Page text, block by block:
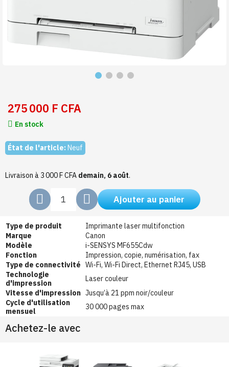
275 000 F CFA
En stock
État de l'article: Neuf
Livraison à 3 000 F CFA demain, 6 août.
Ajouter au panier
Type de produit
Imprimante laser multifonction
Marque
Canon
Modèle
i-SENSYS MF655Cdw
Fonction
Impression, copie, numérisation, fax
Type de connectivité Wi-Fi, Wi-Fi Direct, Ethernet RJ45, USB
Technologie
d'impression
Laser couleur
Vitesse d'impression Jusqu’à 21 ppm noir/couleur
Cycle d'utilisation
mensuel
30 000 pages max
Achetez-le avec